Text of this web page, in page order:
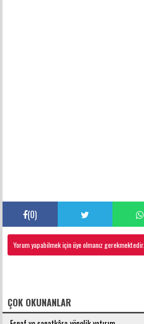
(0)
Yorum yapabilmek için üye olmanız gerekmektedir.
ÇOK OKUNANLAR